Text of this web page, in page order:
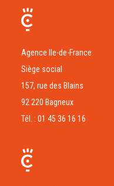
Agence Ile-de-France
Siège social
157, rue des Blains
92 220 Bagneux
Tél. : 01 45 36 16 16